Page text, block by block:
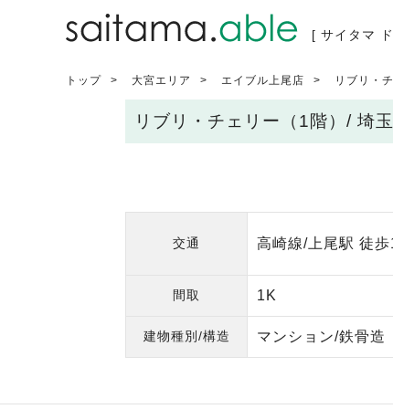
[ サイタマ
トップ 大宮エリア エイブル上尾店 リブリ・
リブリ・チェリー（1階）/ 埼
交通 高崎線/上尾駅 徒歩
間取 1K
建物種別/構造 マンション/鉄骨造